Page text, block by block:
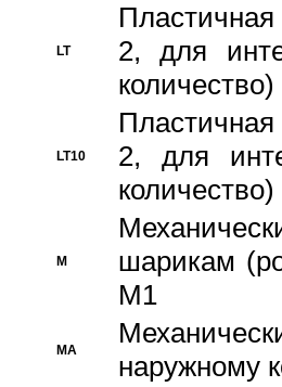
LT
2, для
количество)
LT10
2, для
количество)
M
шарикам
M1
MA
наружному